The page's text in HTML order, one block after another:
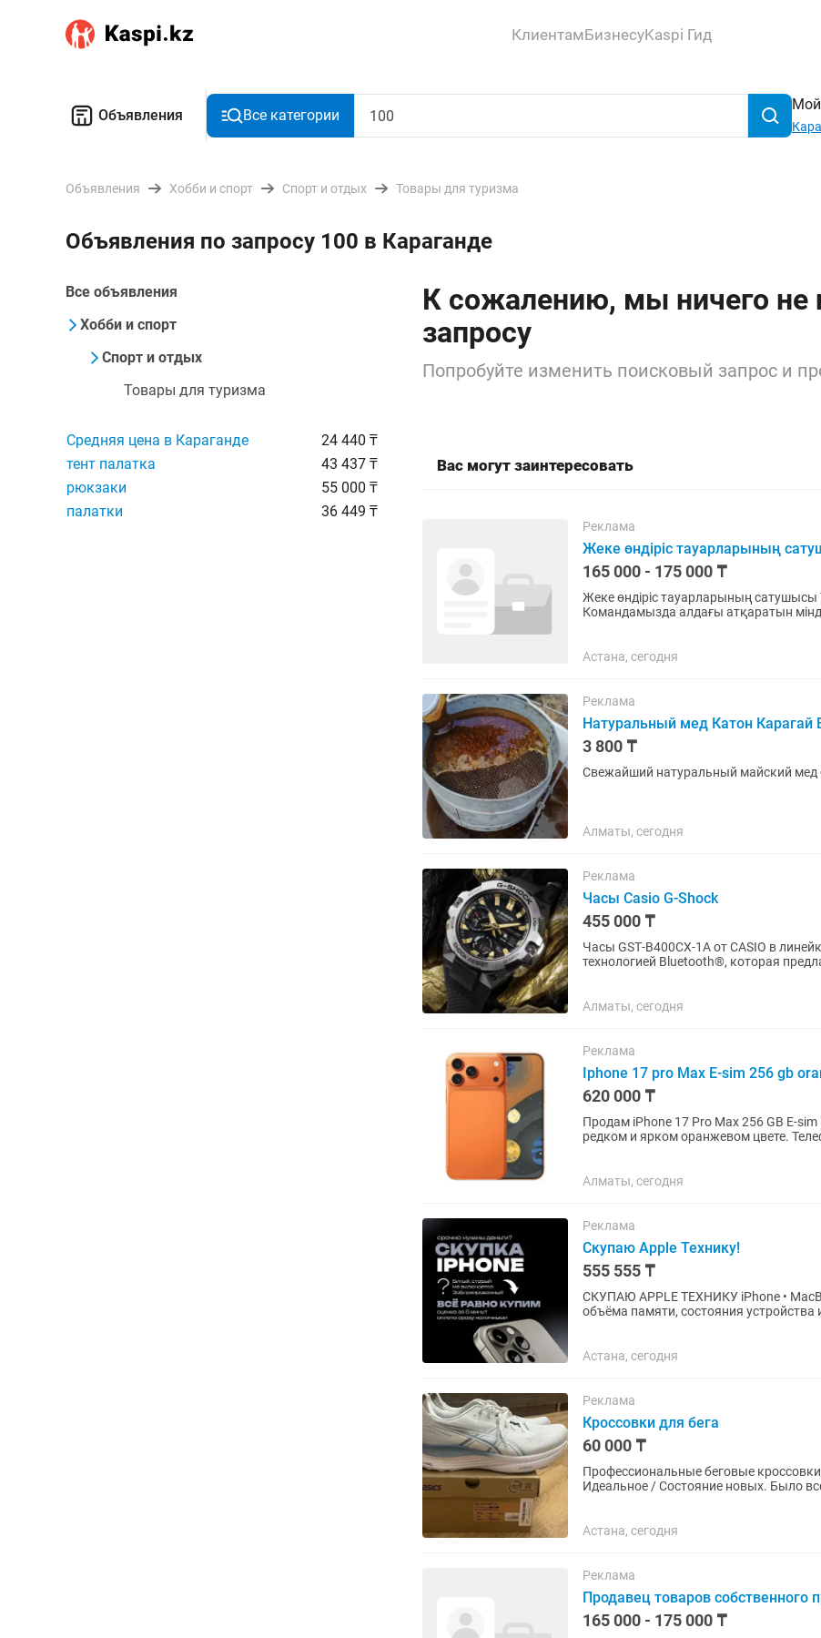
КлиентамБизнесуKaspi Гид
Объявления Все категории
Мой
Объявления Хобби и спорт Спорт и отдых Товары для туризма
Объявления по запросу 100 в Караганде
Все объявления
Хобби и спорт
Спорт и отдых
Товары для туризма
Средняя цена в Караганде
24 440 ₸
тент палатка
43 437 ₸
рюкзаки
55 000 ₸
палатки
36 449 ₸
К сожалению, мы ничего
запросу
Попробуйте изменить поисковый запрос и
Вас могут заинтересовать
Реклама
Жеке өндіріс тауарларының
165 000 - 175 000 ₸
Жеке өндіріс тауарларының сатушысы Талаптар Жұмыс кестесі 2/2
Командамызда алдағы атқаратын міндеттеріңіз: Сатып алушыларға
Астана, сегодня
Реклама
Натуральный мед Катон Карагай
3 800 ₸
Свежайший натуральный майский мед
Алматы, сегодня
Реклама
Часы Casio G-Shock
455 000 ₸
Часы GST‑B400CX‑1A от CASIO в
технологией Bluetooth®, которая
Алматы, сегодня
Реклама
Iphone 17 pro Max E-sim 256 gb
620 000 ₸
Продам iPhone 17 Pro Max 256 GB E-
редком и ярком оранжевом цвете.
Алматы, сегодня
Реклама
Скупаю Apple Технику!
555 555 ₸
СКУПАЮ APPLE ТЕХНИКУ iPhone • MacBook • iPad Цены могут варьироваться в зависимости от
объёма памяти, состояния устройства и комплектации. IPHONE
Астана, сегодня
Реклама
Кроссовки для бега
60 000 ₸
Профессиональные беговые
Идеальное / Состояние новых. Было
Астана, сегодня
Реклама
Продавец товаров собственного
165 000 - 175 000 ₸